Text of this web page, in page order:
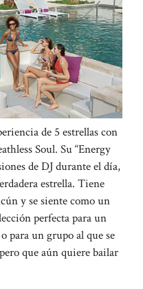
de 5 estrellas con
Soul. Su “Energy
de DJ durante el día,
estrella. Tiene
y se siente como un
perfecta para un
para un grupo al que se
que aún quiere bailar